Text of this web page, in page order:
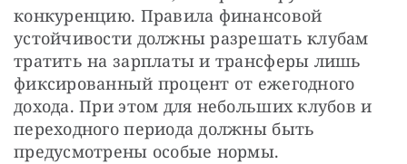
конкуренцию. Правила финансовой
устойчивости должны разрешать клубам
тратить на зарплаты и трансферы лишь
фиксированный процент от ежегодного
дохода. При этом для небольших клубов и
переходного периода должны быть
предусмотрены особые нормы.